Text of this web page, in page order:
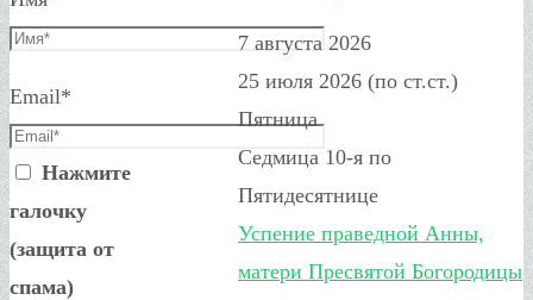
Email*
Нажмите
галочку
(защита от
спама)
7 августа 2026
25 июля 2026 (по ст.ст.)
Пятница
Седмица 10-я по
Пятидесятнице
Успение праведной Анны,
матери Пресвятой Богородицы